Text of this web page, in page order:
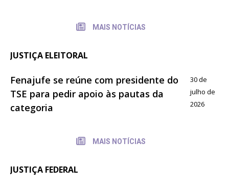
MAIS NOTÍCIAS
JUSTIÇA ELEITORAL
Fenajufe se reúne com presidente do
TSE para pedir apoio às pautas da
categoria
30 de
julho de
2026
MAIS NOTÍCIAS
JUSTIÇA FEDERAL